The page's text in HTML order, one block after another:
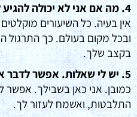
4. מה אם אני לא יכולה להגיע לשיעור?
אין בעיה. כל השיעורים
ובכל מקום בעולם. כך
בקצב שלך.
5. יש לי שאלות. אפשר לדבר איתך?
כמובן. אני כאן בשבילך. אפשר
התלבטות, ואשמח לעזור לך.